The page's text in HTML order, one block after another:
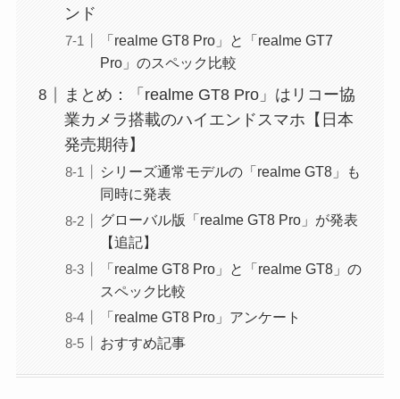
ンド
「realme GT8 Pro」と「realme GT7
Pro」のスペック比較
まとめ：「realme GT8 Pro」はリコー協
業カメラ搭載のハイエンドスマホ【日本
発売期待】
シリーズ通常モデルの「realme GT8」も
同時に発表
グローバル版「realme GT8 Pro」が発表
【追記】
「realme GT8 Pro」と「realme GT8」の
スペック比較
「realme GT8 Pro」アンケート
おすすめ記事